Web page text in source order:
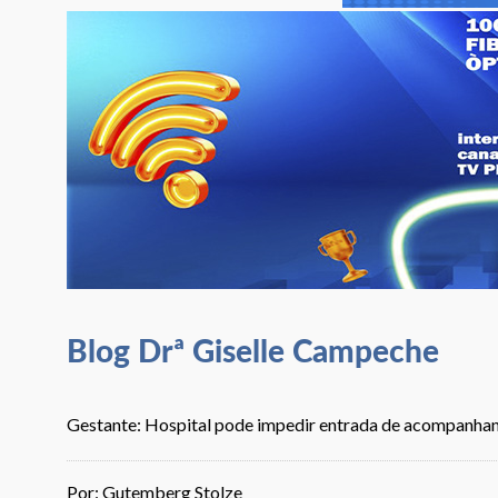
Blog Drª Giselle Campeche
Gestante: Hospital pode impedir entrada de
Por: Gutemberg Stolze